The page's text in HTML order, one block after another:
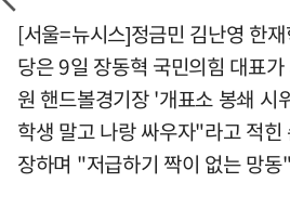
[서울=뉴시스]정금민 김난영 한
당은 9일 장동혁 국민의힘 대표
원 핸드볼경기장 '개표소 봉쇄 시
학생 말고 나랑 싸우자"라고 적
장하며 "저급하기 짝이 없는 망